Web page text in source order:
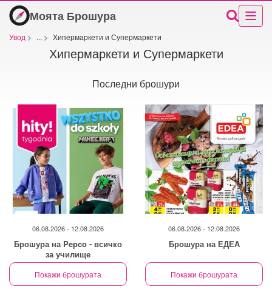
Моята Брошура
Увод > ... > Хипермаркети и Супермаркети
Хипермаркети и Супермаркети
Последни брошури
06.08.2026 - 12.08.2026
Брошура на Pepco - всичко
за училище
Покажи брошурата
06.08.2026 - 12.08.2026
Брошура на ЕДЕА
Покажи брошурата